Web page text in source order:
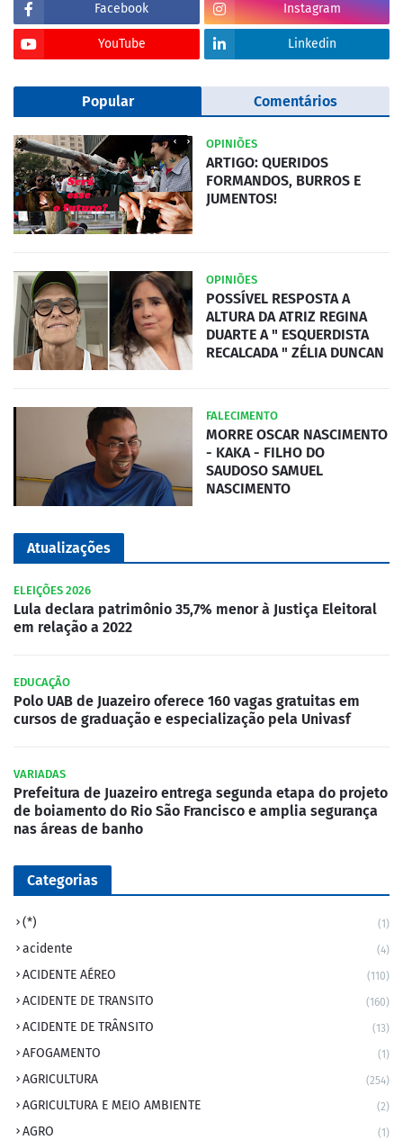
Facebook Instagram
YouTube Linkedin
Popular Comentários
OPINIÕES
ARTIGO: QUERIDOS
FORMANDOS, BURROS E
JUMENTOS!
OPINIÕES
POSSÍVEL RESPOSTA A
ALTURA DA ATRIZ REGINA
DUARTE A " ESQUERDISTA
RECALCADA " ZÉLIA DUNCAN
FALECIMENTO
MORRE OSCAR NASCIMENTO
- KAKA - FILHO DO
SAUDOSO SAMUEL
NASCIMENTO
Atualizações
ELEIÇÕES 2026
Lula declara patrimônio 35,7% menor à Justiça Eleitoral
em relação a 2022
EDUCAÇÃO
Polo UAB de Juazeiro oferece 160 vagas gratuitas em
cursos de graduação e especialização pela Univasf
VARIADAS
Prefeitura de Juazeiro entrega segunda etapa do projeto
de boiamento do Rio São Francisco e amplia segurança
nas áreas de banho
Categorias
(*) (1)
acidente (4)
ACIDENTE AÉREO (110)
ACIDENTE DE TRANSITO (160)
ACIDENTE DE TRÂNSITO (13)
AFOGAMENTO (1)
AGRICULTURA (254)
AGRICULTURA E MEIO AMBIENTE (2)
AGRO (1)